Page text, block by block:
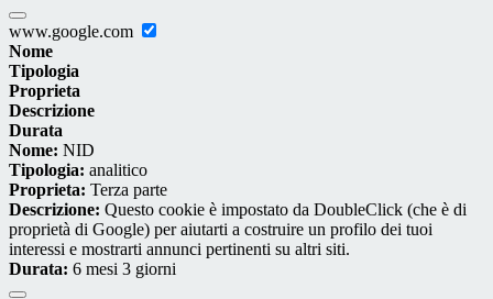
www.google.com
Nome
Tipologia
Proprieta
Descrizione
Durata
Nome: NID
Tipologia: analitico
Proprieta: Terza parte
Descrizione: Questo cookie è impostato da DoubleClick (che è di
proprietà di Google) per aiutarti a costruire un profilo dei tuoi
interessi e mostrarti annunci pertinenti su altri siti.
Durata: 6 mesi 3 giorni